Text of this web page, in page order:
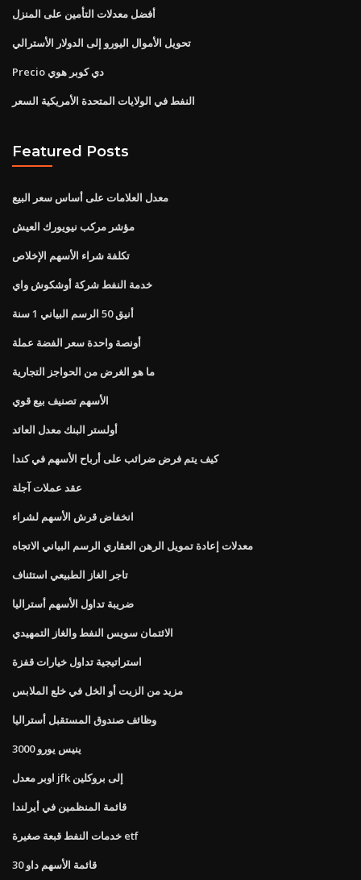
أفضل معدلات التأمين على المنزل
تحويل الأموال اليورو إلى الدولار الأسترالي
Precio دي كوبر هوي
النفط في الولايات المتحدة الأمريكية السعر
Featured Posts
معدل العلامات على أساس سعر البيع
مؤشر مركب نيويورك العيش
تكلفة شراء الأسهم الإخلاص
خدمة النفط شركة أوشكوش واي
أنيق 50 الرسم البياني 1 سنة
أونصة واحدة سعر الفضة عملة
ما هو الغرض من الحواجز التجارية
الأسهم تصنيف بيع قوي
أولستر البنك معدل العائد
كيف يتم فرض ضرائب على أرباح الأسهم في كندا
عقد عملات آجلة
انخفاض قرش الأسهم لشراء
معدلات إعادة تمويل الرهن العقاري الرسم البياني الاتجاه
تاجر الغاز الطبيعي استئناف
ضريبة تداول الأسهم أستراليا
الائتمان سويس النفط والغاز التمهيدي
استراتيجية تداول خيارات قفزة
مزيد من الزيت أو الخل في خلع الملابس
وظائف صندوق المستقبل أستراليا
3000 ينيس يورو
اوبر معدل jfk إلى بروكلين
قائمة المنظمين في أيرلندا
خدمات النفط قبعة صغيرة etf
قائمة الأسهم داو 30